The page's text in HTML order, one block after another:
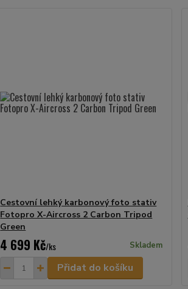
Cestovní lehký karbonový foto stativ
Fotopro X-Aircross 2 Carbon Tripod
Green
4 699 Kč/ks Skladem
Přidat do košíku